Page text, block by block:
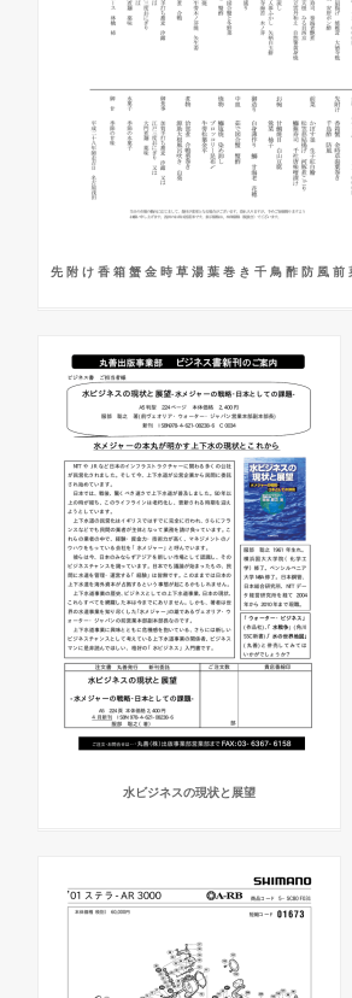
先 附 け 香 箱 蟹 金 時 草 湯 葉 巻 き 千 鳥 酢 防 風 前
水ビジネスの現状と展望